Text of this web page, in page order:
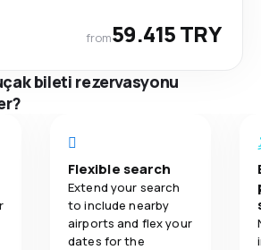
from59.415 TRY
bileti rezervasyonu
Flexible search
Extend your search
to include nearby
airports and flex your
dates for the